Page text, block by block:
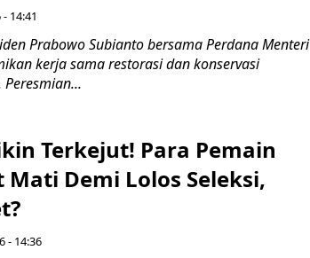
14:41
Prabowo Subianto bersama Perdana Menteri
kerja sama restorasi dan konservasi
Terkejut! Para Pemain
Mati Demi Lolos Seleksi,
- 14:36